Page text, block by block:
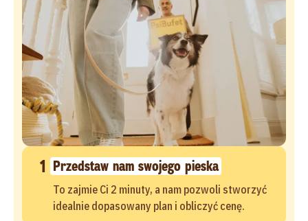
1 Przedstaw nam swojego pieska
To zajmie Ci 2 minuty, a nam pozwoli stworzyć
idealnie dopasowany plan i obliczyć cenę.